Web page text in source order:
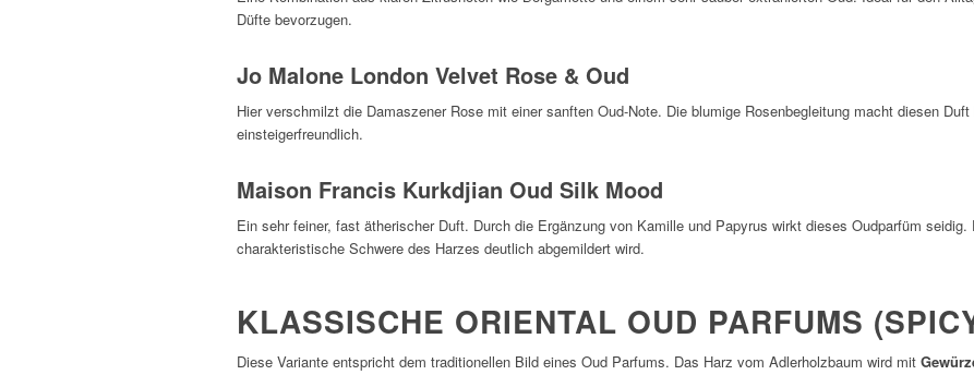
Düfte bevorzugen.
Jo Malone London Velvet Rose & Oud
Hier verschmilzt die Damaszener Rose mit einer sanften Oud-Note. Die blumige Rosenbegleitung macht diesen
einsteigerfreundlich.
Maison Francis Kurkdjian Oud Silk Mood
Ein sehr feiner, fast ätherischer Duft. Durch die Ergänzung von Kamille und Papyrus wirkt dieses Oudparfüm
charakteristische Schwere des Harzes deutlich abgemildert wird.
KLASSISCHE ORIENTAL OUD PARFUMS
Diese Variante entspricht dem traditionellen Bild eines Oud Parfums. Das Harz vom Adlerholzbaum wird mit